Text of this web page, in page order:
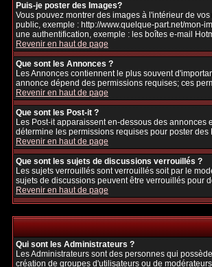
Puis-je poster des Images?
Vous pouvez montrer des images à l'intérieur de
public, exemple : http://www.quelque-part.net/mon-
une authentification, exemple : les boîtes e-mail
Revenir en haut de page
Que sont les Annonces ?
Les Annonces contiennent le plus souvent
annonce dépend des permissions requises; ces
Revenir en haut de page
Que sont les Post-it ?
Les Post-it apparaissent en-dessous des annonces
détermine les permissions requises pour poster des
Revenir en haut de page
Que sont les sujets de discussions verrouillés ?
Les sujets verrouillés sont verrouillés soit par le
sujets de discussions peuvent être verrouillés pour
Revenir en haut de page
Qui sont les Administrateurs ?
Les Administrateurs sont des personnes qui
création de groupes d'utilisateurs ou de